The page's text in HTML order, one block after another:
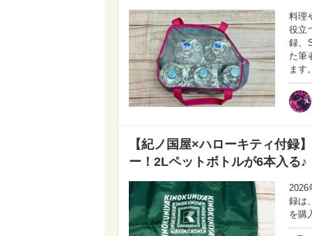
料理
役立
録、
た筆
ます
【紀ノ国屋×ハローキティ付録
ー！2Lペットボトルが6本入る♪
2026
録は
を購